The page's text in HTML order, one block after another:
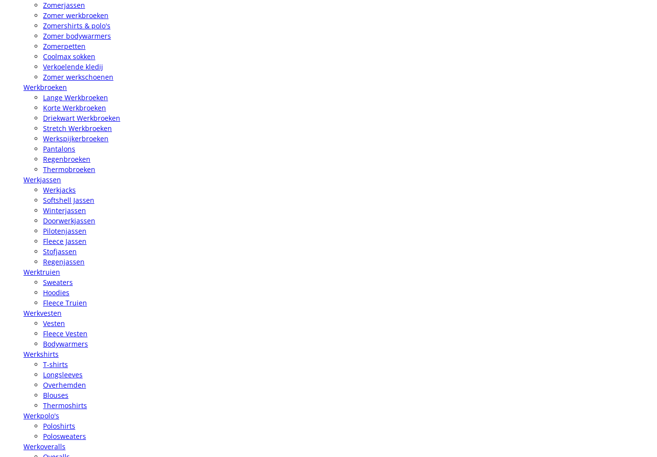
Zomerjassen
Zomer werkbroeken
Zomershirts & polo's
Zomer bodywarmers
Zomerpetten
Coolmax sokken
Verkoelende kledij
Zomer werkschoenen
Werkbroeken
Lange Werkbroeken
Korte Werkbroeken
Driekwart Werkbroeken
Stretch Werkbroeken
Werkspijkerbroeken
Pantalons
Regenbroeken
Thermobroeken
Werkjassen
Werkjacks
Softshell Jassen
Winterjassen
Doorwerkjassen
Pilotenjassen
Fleece Jassen
Stofjassen
Regenjassen
Werktruien
Sweaters
Hoodies
Fleece Truien
Werkvesten
Vesten
Fleece Vesten
Bodywarmers
Werkshirts
T-shirts
Longsleeves
Overhemden
Blouses
Thermoshirts
Werkpolo's
Poloshirts
Polosweaters
Werkoveralls